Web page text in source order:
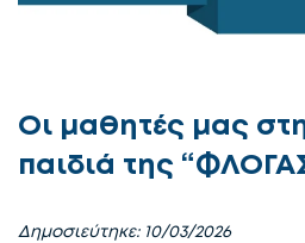
Οι μαθητές μας
παιδιά της
Δημοσιεύτηκε: 10/03/2026